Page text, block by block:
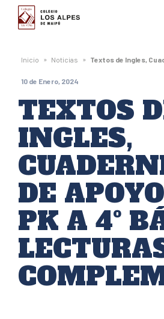
Colegio
Los
Alpes
de
Maipú
Inicio » Noticias » Textos de Ingles,
10 de Enero, 2024
TEXTOS
INGLES,
DE
PK A 4º